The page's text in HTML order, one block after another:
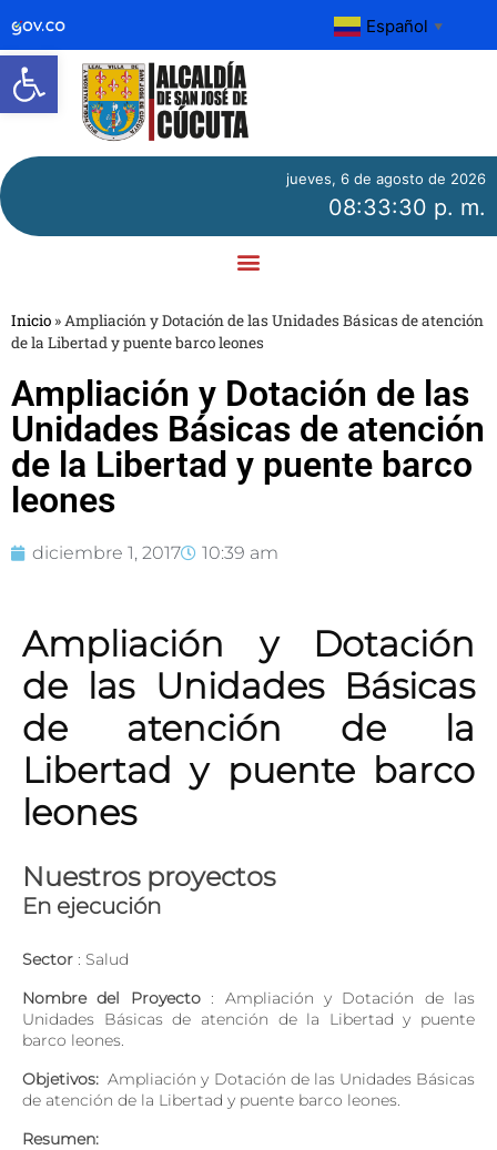
Abrir barra de herramientas
Español ▼
jueves, 6 de agosto de 2026
08:33:30 p. m.
Inicio » Ampliación y Dotación de las Unidades Básicas de atención
de la Libertad y puente barco leones
Ampliación y Dotación de las
Unidades Básicas de atención
de la Libertad y puente barco
leones
diciembre 1, 2017 10:39 am
Ampliación y Dotación
de las Unidades Básicas
de atención de la
Libertad y puente barco
leones
Nuestros proyectos
En ejecución
Sector : Salud
Nombre del Proyecto : Ampliación y Dotación de las
Unidades Básicas de atención de la Libertad y puente
barco leones.
Objetivos:Ampliación y Dotación de las Unidades Básicas
de atención de la Libertad y puente barco leones.
Resumen: